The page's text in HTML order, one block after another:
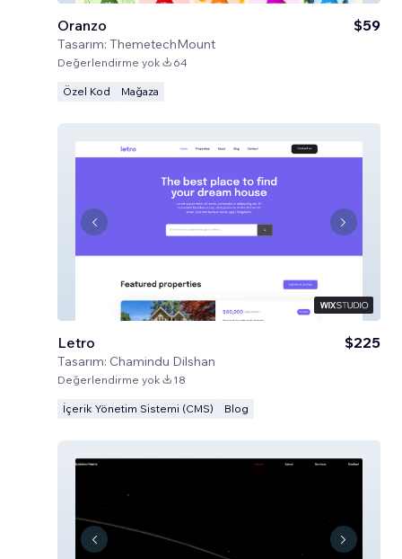
Oranzo
Tasarım: ThemetechMount
$59
Değerlendirme yok 64
Özel Kod Mağaza
Letro
Tasarım: Chamindu Dilshan
$225
Değerlendirme yok 18
İçerik Yönetim Sistemi (CMS) Blog